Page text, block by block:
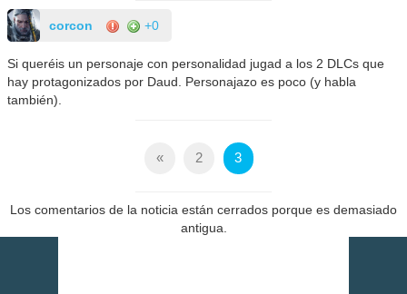
corcon +0
Si queréis un personaje con personalidad jugad a los 2 DLCs que
hay protagonizados por Daud. Personajazo es poco (y habla
también).
« 2 3
Los comentarios de la noticia están cerrados porque es demasiado
antigua.